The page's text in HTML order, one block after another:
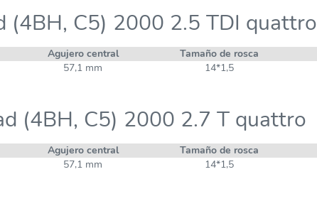
(4BH, C5) 2000 2.5 TDI quattro
Agujero central Tamaño de rosca
57,1 mm 14*1,5
(4BH, C5) 2000 2.7 T quattro
Agujero central Tamaño de rosca
57,1 mm 14*1,5